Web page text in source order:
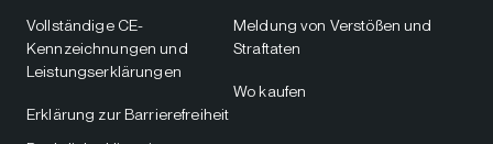
Vollständige CE-
Kennzeichnungen und
Leistungserklärungen
Erklärung zur Barrierefreiheit
Meldung von Verstößen und
Straftaten
Wo kaufen